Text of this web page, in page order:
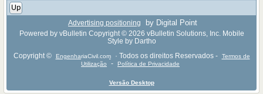
Up
Advertising positioning by Digital Point
Powered by vBulletin Copyright © 2026 vBulletin Solutions, Inc. Mobile
Style by Dartho
Copyright ©
EngenhariaCivil.com · Todos os direitos Reservados -
Termos de
Utilização
- Política de Privacidade
Versão Desktop